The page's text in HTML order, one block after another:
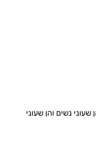
נשים והן שעוני